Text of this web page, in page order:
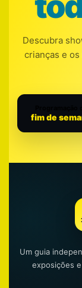
Descubra
crianças e
fim de
Um guia
exposições